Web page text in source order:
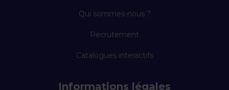
Qui sommes-nous ?
Recrutement
Catalogues interactifs
Informations légales